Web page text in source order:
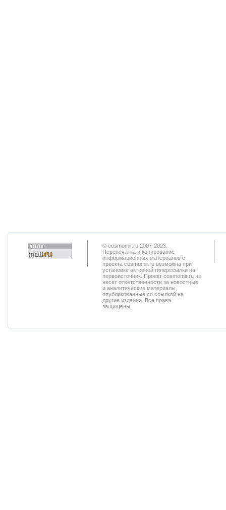
© cosmomir.ru 2007-2023.
Перепечатка и копирование
информационных материалов с
проекта cosmomir.ru возможна при
установке активной гиперссылки на
первоисточник. Проект cosmomir.ru не
несет ответственности за новостные
и аналитические материалы,
опубликованные со ссылкой на
другие издания. Все права
защищены.